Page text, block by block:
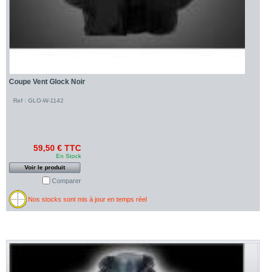
Coupe Vent Glock Noir
Ref : GLO-W-1142
59,50 € TTC
En Stock
Voir le produit
Comparer
Nos stocks sont mis à jour en temps réel